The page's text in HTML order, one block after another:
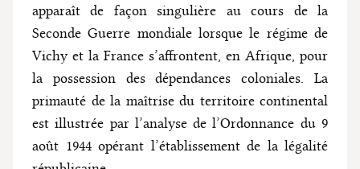
apparaît de façon singulière au cours de la
Seconde Guerre mondiale lorsque le régime de
Vichy et la France s’affrontent, en Afrique, pour
la possession des dépendances coloniales. La
primauté de la maîtrise du territoire continental
est illustrée par l’analyse de l’Ordonnance du 9
août 1944 opérant l’établissement de la légalité